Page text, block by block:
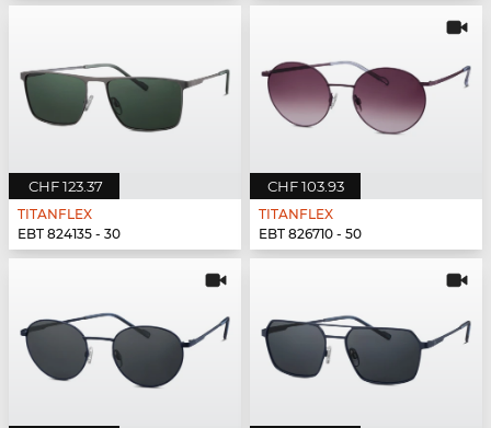
CHF 123.37
TITANFLEX
EBT 824135 - 30
CHF 103.93
TITANFLEX
EBT 826710 - 50